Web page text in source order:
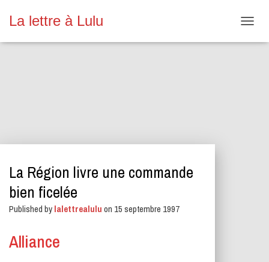
La lettre à Lulu
U
La Région livre une commande
bien ficelée
Published bylalettrealuluon 15 septembre 1997
Alliance